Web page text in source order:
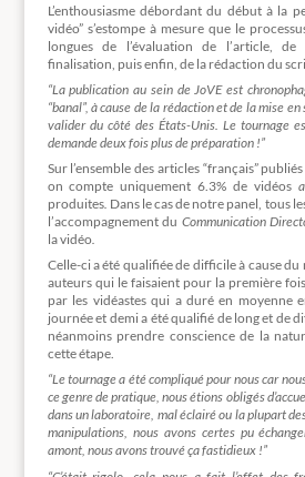
L’enthousiasme débordant du début à la
vidéo” s’estompe à mesure que le
longues de l’évaluation de l’article,
finalisation, puis enfin, de la rédaction du
“La publication au sein de JoVE est
“banal”, à cause de la rédaction et de la mise
valider du côté des États-Unis. Le tournage
demande deux fois plus de préparation !”
Sur l’ensemble des articles “français”
on compte uniquement 6.3% de vidéos
produites. Dans le cas de notre panel, tous
l’accompagnement du Communication
la vidéo.
Celle-ci a été qualifiée de difficile à cause du
auteurs qui le faisaient pour la première
par les vidéastes qui a duré en moyenne
journée et demi a été qualifié de long et de
néanmoins prendre conscience de la
cette étape.
“Le tournage a été compliqué pour nous car
ce genre de pratique, nous étions obligés
dans un laboratoire, mal éclairé ou la plupart
manipulations, nous avons certes pu
amont, nous avons trouvé ça fastidieux !”